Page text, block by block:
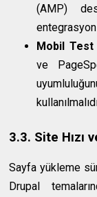
(AMP)
Mobil Test
ve
3.3. Site Hızı
Sayfa yükleme
Drupal